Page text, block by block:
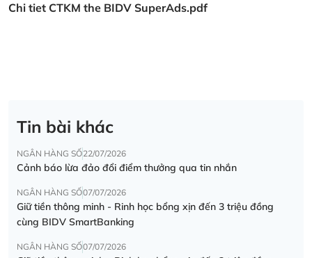
Chi tiet CTKM the BIDV SuperAds.pdf
Tin bài khác
NGÂN HÀNG SỐ22/07/2026
Cảnh báo lừa đảo đổi điểm thưởng qua tin nhắn
NGÂN HÀNG SỐ07/07/2026
Giữ tiền thông minh - Rinh học bổng xịn đến 3 triệu đồng
cùng BIDV SmartBanking
NGÂN HÀNG SỐ07/07/2026